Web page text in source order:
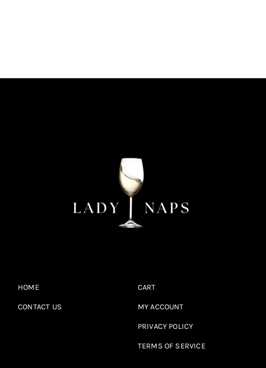
HOME
CONTACT US
CART
MY ACCOUNT
PRIVACY POLICY
TERMS OF SERVICE